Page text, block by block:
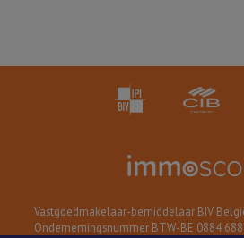
Vastgoedmakelaar-bemiddelaar BIV
Ondernemingsnummer BTW-BE 0884